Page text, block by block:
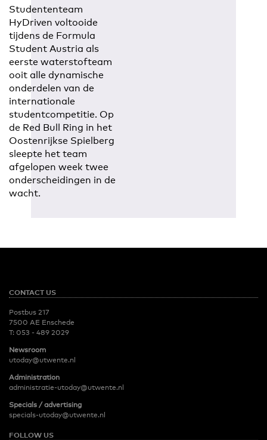
Studententeam
HyDriven voltooide
tijdens de Formula
Student Austria als
eerste waterstofteam
ooit alle dynamische
onderdelen van de
internationale
studentcompetitie. Op
de Red Bull Ring in het
Oostenrijkse Spielberg
sleepte het team
afgelopen week twee
onderscheidingen in de
wacht.
CONTACT US
Postbus 217
7500 AE Enschede
T: 053 - 489 2029
Newsroom
utoday@utwente.nl
Administration
administratie-utoday@utwente.nl
Specials / advertising
specials-utoday@utwente.nl
FOLLOW US